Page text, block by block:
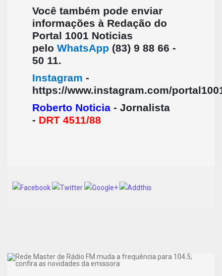
Você também pode enviar
informações à Redação do
Portal 1001 Noticias
pelo WhatsApp (83) 9 88 66 -
50 11.
Instagram -
https://www.instagram.com/
Roberto Noticia - Jornalista
- DRT 4511/88